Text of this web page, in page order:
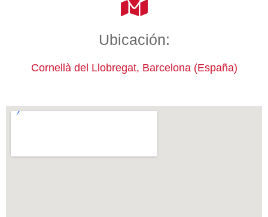
Ubicación:
Cornellà del Llobregat, Barcelona (España)